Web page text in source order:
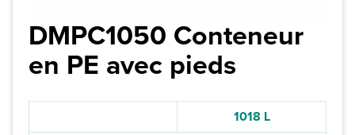
DMPC1050 Conteneur
en PE avec pieds
1018 L